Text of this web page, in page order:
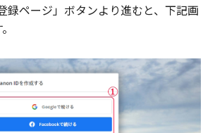
録ページ」ボタンより進むと、下記画